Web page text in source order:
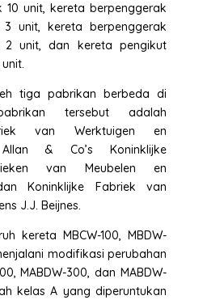
10 unit, kereta berpenggerak
3 unit, kereta berpenggerak
2 unit, dan kereta pengikut
tiga pabrikan berbeda di
tersebut adalah
van Werktuigen en
Allan & Co’s Koninklijke
van Meubelen en
Koninklijke Fabriek van
J.J. Beijnes.
kereta MBCW-100, MBDW-
modifikasi perubahan
MABDW-300, dan MABDW-
kelas A yang diperuntukan